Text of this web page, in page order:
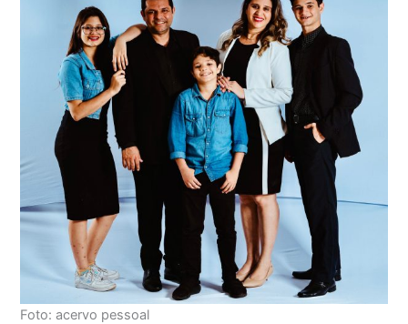
Foto: acervo pessoal